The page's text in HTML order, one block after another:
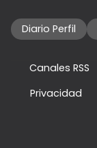
Diario Perfil
Canales RSS
Privacidad